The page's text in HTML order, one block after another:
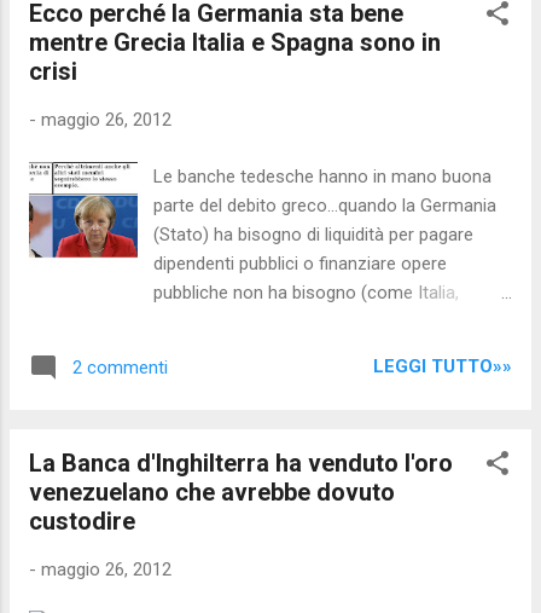
amministratori delegati " (Governi) dei soci a
cui va male - che dovrebbe decidere di uscire
socio che guadagna... W l'Europa!
Ecco perché la Germania sta bene
mentre Grecia Italia e Spagna sono in
crisi
- maggio 26, 2012
Le banche tedesche hanno in mano buona
parte del debito greco...quando la Germania
(Stato) ha bisogno di liquidità per pagare
dipendenti pubblici o finanziare opere
pubbliche non ha bisogno (come Italia,
Germania dispone di fondi di liquidità che
per i servizi di cui necessitano e non per
pagare il debito. Le banche tedesche non
stanno "bene" perchè il denaro ce l'hanno
2 commenti LEGGI TUTTO»»
La Banca d'Inghilterra ha venduto l'oro
venezuelano che avrebbe dovuto
custodire
- maggio 26, 2012